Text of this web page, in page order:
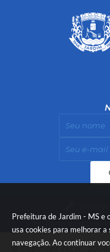
Prefeitura de Jardim - MS e
usa cookies para melhorar a
navegação. Ao continuar
© Copyright Instar -